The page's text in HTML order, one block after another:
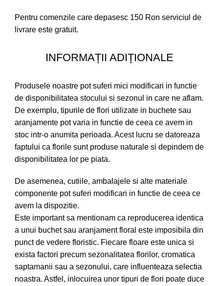
Pentru comenzile care depasesc 150 Ron serviciul de
livrare este gratuit.
INFORMAȚII ADIȚIONALE
Produsele noastre pot suferi mici modificari in functie
de disponibilitatea stocului si sezonul in care ne aflam.
De exemplu, tipurile de flori utilizate in buchete sau
aranjamente pot varia in functie de ceea ce avem in
stoc intr-o anumita perioada. Acest lucru se datoreaza
faptului ca florile sunt produse naturale si depindem de
disponibilitatea lor pe piata.
De asemenea, cutiile, ambalajele si alte materiale
componente pot suferi modificari in functie de ceea ce
avem la dispozitie.
Este important sa mentionam ca reproducerea identica
a unui buchet sau aranjament floral este imposibila din
punct de vedere floristic. Fiecare floare este unica si
exista factori precum sezonalitatea florilor, cromatica
saptamanii sau a sezonului, care influenteaza selectia
noastra. Astfel, inlocuirea unor tipuri de flori poate duce